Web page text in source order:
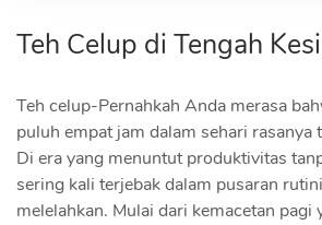
Teh Celup di Tengah
Teh celup-Pernahkah Anda merasa
puluh empat jam dalam sehari rasanya
Di era yang menuntut produktivitas
sering kali terjebak dalam pusaran
melelahkan. Mulai dari kemacetan pagi